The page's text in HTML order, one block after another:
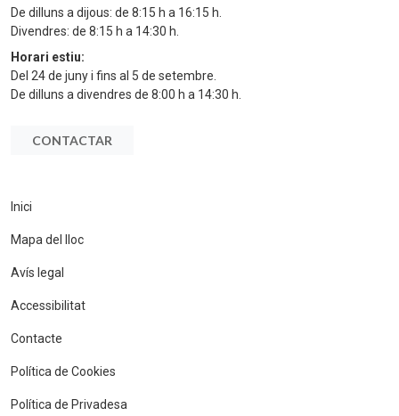
De dilluns a dijous: de 8:15 h a 16:15 h.
Divendres: de 8:15 h a 14:30 h.
Horari estiu:
Del 24 de juny i fins al 5 de setembre.
De dilluns a divendres de 8:00 h a 14:30 h.
CONTACTAR
Inici
Mapa del lloc
Avís legal
Accessibilitat
Contacte
Política de Cookies
Política de Privadesa